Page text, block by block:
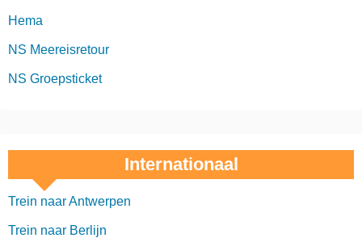
Hema
NS Meereisretour
NS Groepsticket
Internationaal
Trein naar Antwerpen
Trein naar Berlijn